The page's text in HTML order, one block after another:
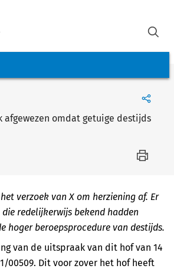
afgewezen omdat getuige destijds
verzoek van X om herziening af. Er
redelijkerwijs bekend hadden
hoger beroepsprocedure van destijds.
van de uitspraak van dit hof van 14
00509. Dit voor zover het hof heeft